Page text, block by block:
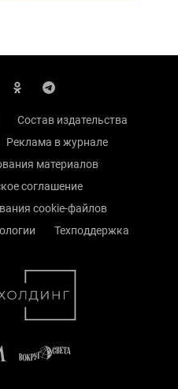
Состав издательства
Реклама в журнале
материалов
соглашение
cookie-файлов
Техподдержка